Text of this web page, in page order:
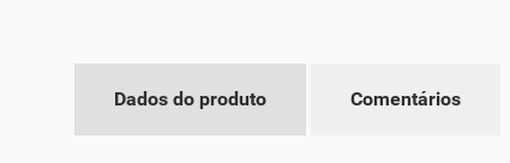
Dados do produto Comentários